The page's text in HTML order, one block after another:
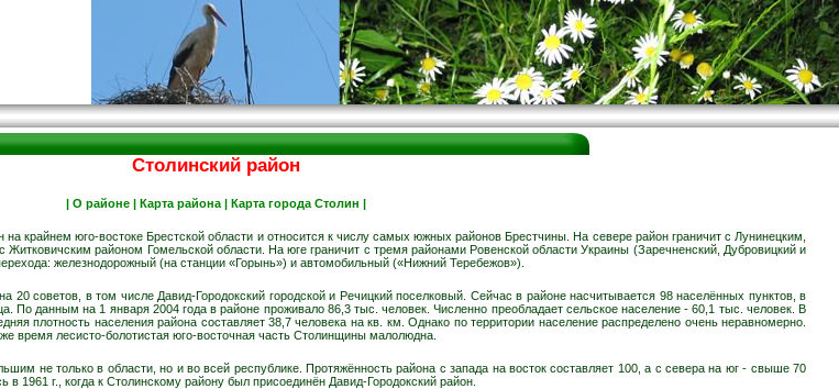
Столинский район
| О районе| Карта района| Карта города Столин |
крайнем юго-востоке Брестской области и относится к числу самых южных районов Брестчины. На севере район граничит с Лунинецким,
районом Гомельской области. На юге граничит с тремя районами Ровенской области Украины (Заречненский, Дубровицкий и
железнодорожный (на станции «Горынь») и автомобильный («Нижний Теребежов»).
20 советов, в том числе Давид-Городокский городской и Речицкий поселковый. Сейчас в районе насчитывается 98 населённых пунктов, в
По данным на 1 января 2004 года в районе проживало 86,3 тыс. человек. Численно преобладает сельское население - 60,1 тыс. человек. В
плотность населения района составляет 38,7 человека на кв. км. Однако по территории население распределено очень неравномерно.
время лесисто-болотистая юго-восточная часть Столинщины малолюдна.
не только в области, но и во всей республике. Протяжённость района с запада на восток составляет 100, а с севера на юг - свыше 70
г., когда к Столинскому району был присоединён Давид-Городокский район.